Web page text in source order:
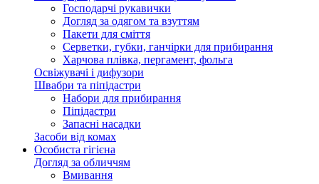
Господарчі рукавички
Догляд за одягом та взуттям
Пакети для сміття
Серветки, губки, ганчірки для прибирання
Харчова плівка, пергамент, фольга
Освіжувачі і дифузори
Швабри та піпідастри
Набори для прибирання
Піпідастри
Запасні насадки
Засоби від комах
Особиста гігієна
Догляд за обличчям
Вмивання